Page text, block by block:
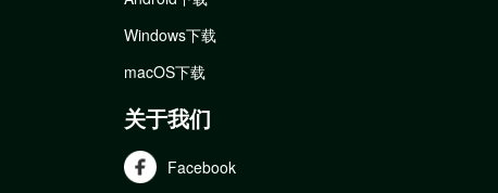
Windows下载
macOS下载
关于我们
Facebook